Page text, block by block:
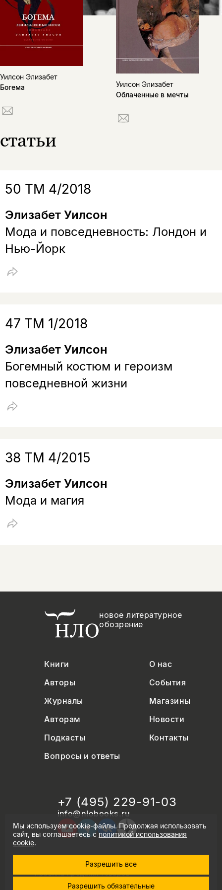
Уилсон Элизабет
Богема
Уилсон Элизабет
Облаченные в мечты
статьи
50 ТМ 4/2018
Элизабет Уилсон
Мода и повсе­днев­ность: Лондон и
Нью­-Йорк
47 ТМ 1/2018
Элизабет Уилсон
Богемный костюм и героизм
повседневной жизни
38 ТМ 4/2015
Элизабет Уилсон
Мода и магия
новое литературное
обозрение
Книги
О нас
Авторы
События
Журналы
Магазины
Авторам
Новости
Подкасты
Контакты
Вопросы и ответы
+7 (495) 229-91-03
info@nlobooks.ru
© Новое литературное обозрение. 2026
правила продажи товаров
Копировать
Политикой конфиденциальности
подписаться
Я соглашаюсь с Политикой конфиденциальности
подписаться
не предназначена для
несовершеннолетних
Скажите, пожалуйста,
Мы используем cookie-файлы. Продолжая использовать
сайт, вы соглашаетесь сполитикой использования
cookie.
Разрешить все
Разрешить обязательные